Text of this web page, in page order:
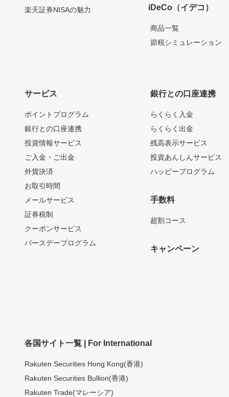
楽天証券NISAの魅力
iDeCo（イデコ）
商品一覧
節税シミュレーション
サービス
ポイントプログラム
銀行との口座連携
投資情報サービス
ご入金・ご出金
外貨決済
お取引時間
メールサービス
証券税制
クーポンサービス
バースデープログラム
銀行との口座連携
らくらく入金
らくらく出金
残高表示サービス
投資あんしんサービス
ハッピープログラム
手数料
超割コース
キャンペーン
各国サイト一覧 | For International
Rakuten Securities Hong Kong(香港)
Rakuten Securities Bullion(香港)
Rakuten Trade(マレーシア)